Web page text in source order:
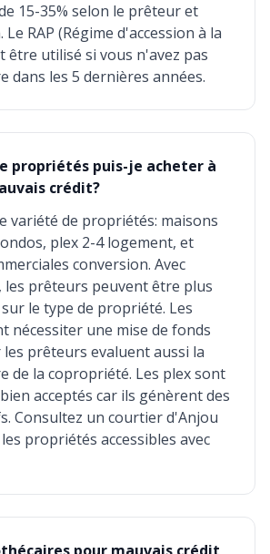
15-35% selon le prêteur et
RAP (Régime d'accession à la
être utilisé si vous n'avez pas
dans les 5 dernières années.
propriétés puis-je acheter à
crédit?
variété de propriétés: maisons
plex 2-4 logement, et
conversion. Avec
les prêteurs peuvent être plus
le type de propriété. Les
nécessiter une mise de fonds
les prêteurs evaluent aussi la
de la copropriété. Les plex sont
acceptés car ils génèrent des
Consultez un courtier d'Anjou
propriétés accessibles avec